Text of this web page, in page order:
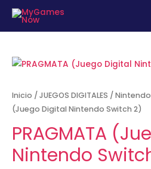
Inicio /JUEGOS DIGITALES /
(Juego Digital Nintendo Switch 2)
PRAGMATA
Nintendo